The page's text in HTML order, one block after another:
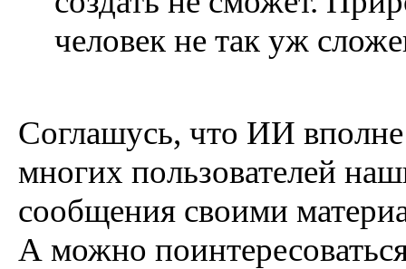
человек не так уж
Соглашусь, что ИИ вполне
многих пользователей
сообщения своими
А можно